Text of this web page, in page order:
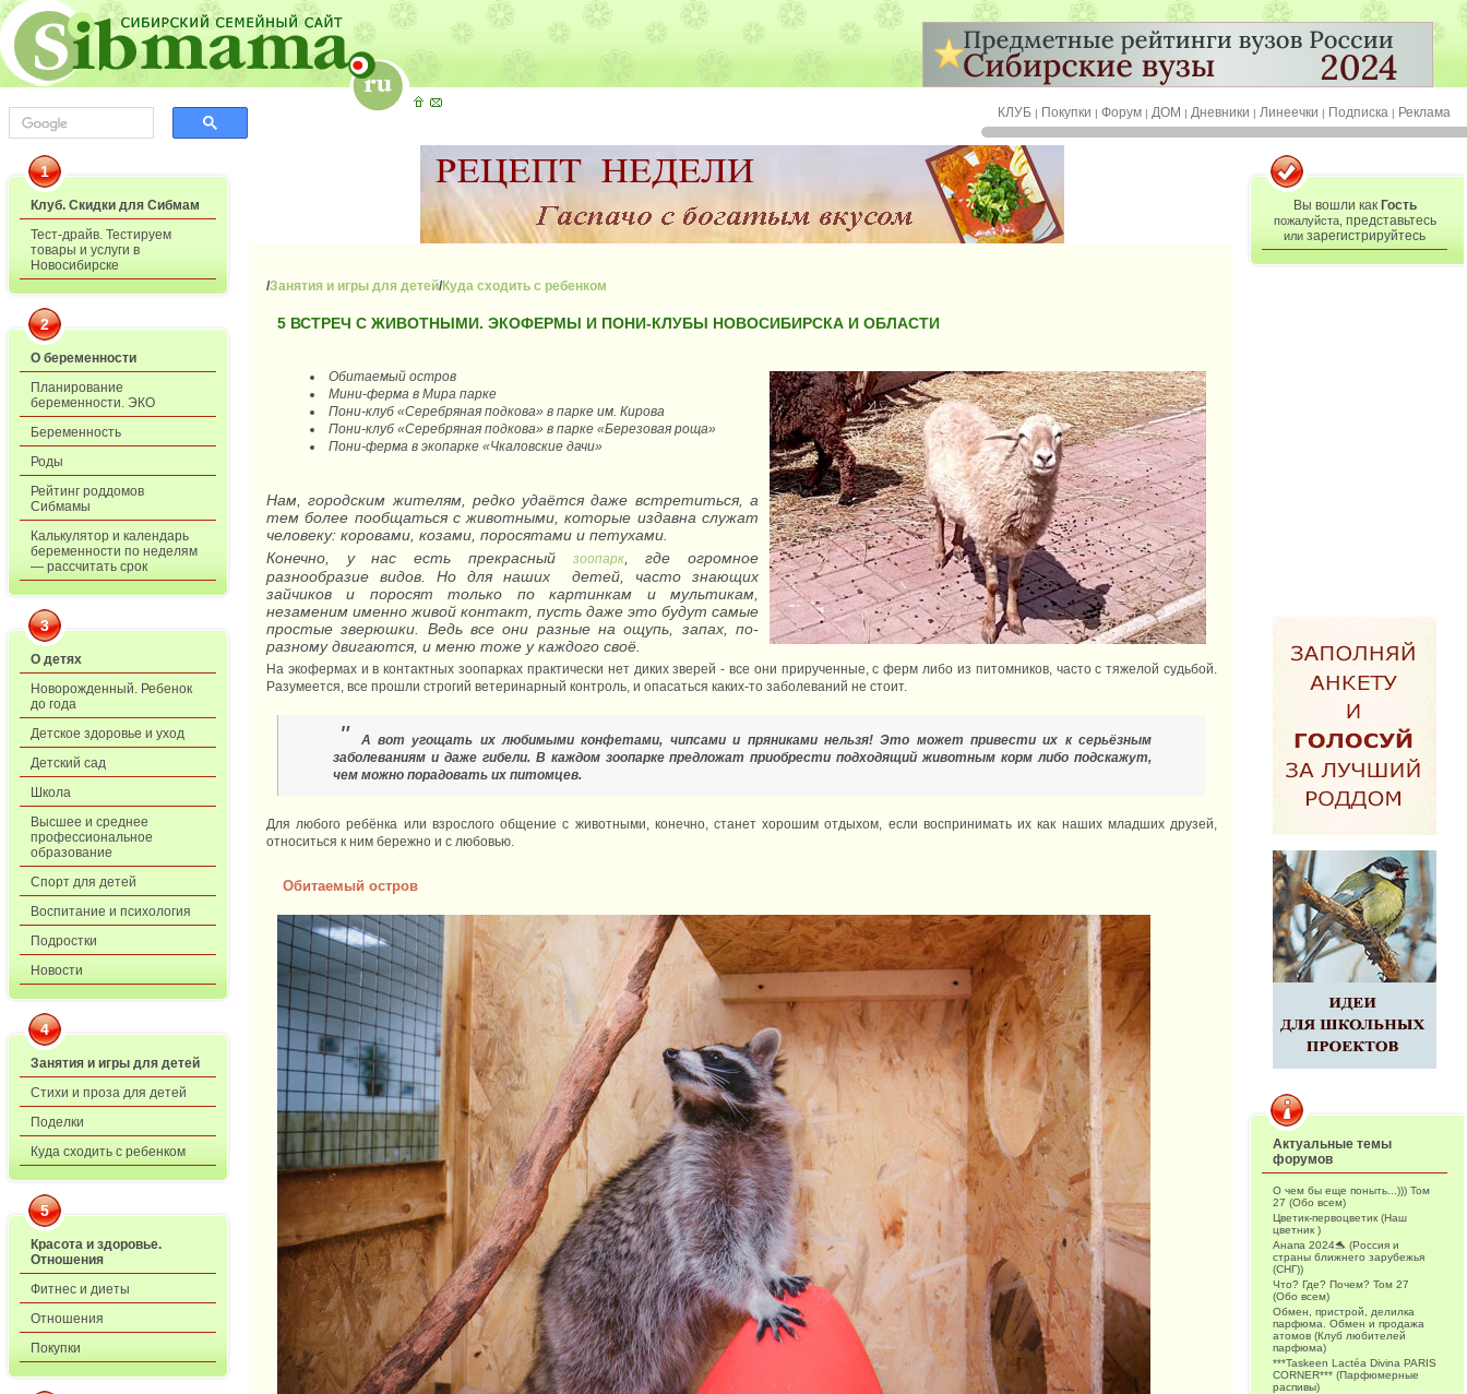
КЛУБ | Покупки | Форум | ДОМ | Дневники | Линеечки | Подписка | Реклама
1
Клуб. Скидки для Сибмам
Тест-драйв. Тестируем
товары и услуги в
Новосибирске
2
О беременности
Планирование
беременности. ЭКО
Беременность
Роды
Рейтинг роддомов
Сибмамы
Калькулятор и календарь
беременности по неделям
— рассчитать срок
3
О детях
Новорожденный. Ребенок
до года
Детское здоровье и уход
Детский сад
Школа
Высшее и среднее
профессиональное
образование
Спорт для детей
Воспитание и психология
Подростки
Новости
4
Занятия и игры для детей
Стихи и проза для детей
Поделки
Куда сходить с ребенком
5
Красота и здоровье.
Отношения
Фитнес и диеты
Отношения
Покупки
/Занятия и игры для детей/Куда сходить с ребенком
5 ВСТРЕЧ С ЖИВОТНЫМИ. ЭКОФЕРМЫ И ПОНИ-КЛУБЫ НОВОСИБИРСКА И ОБЛАСТИ
Обитаемый остров
Мини-ферма в Мира парке
Пони-клуб «Серебряная подкова» в парке им. Кирова
Пони-клуб «Серебряная подкова» в парке «Березовая роща»
Пони-ферма в экопарке «Чкаловские дачи»
Нам, городским жителям, редко удаётся даже встретиться, а
тем более пообщаться с животными, которые издавна служат
человеку: коровами, козами, поросятами и петухами.
Конечно, у нас есть прекрасный
зоопарк, где огромное
разнообразие видов. Но для наших детей, часто знающих
зайчиков и поросят только по картинкам и мультикам,
незаменим именно живой контакт, пусть даже это будут самые
простые зверюшки. Ведь все они разные на ощупь, запах, по-
разному двигаются, и меню тоже у каждого своё.
На экофермах и в контактных зоопарках практически нет диких зверей - все они прирученные, с ферм либо из питомников, часто с тяжелой судьбой.
Разумеется, все прошли строгий ветеринарный контроль, и опасаться каких-то заболеваний не стоит.
"
А вот угощать их любимыми конфетами, чипсами и пряниками нельзя! Это может привести их к серьёзным
заболеваниям и даже гибели. В каждом зоопарке предложат приобрести подходящий животным корм либо подскажут,
чем можно порадовать их питомцев.
Для любого ребёнка или взрослого общение с животными, конечно, станет хорошим отдыхом, если воспринимать их как наших младших друзей,
относиться к ним бережно и с любовью.
Обитаемый остров
Вы вошли как Гость
пожалуйста, представьтесь
или зарегистрируйтесь
Актуальные темы
форумов
О чем бы еще поныть...))) Том
27 (Обо всем)
Цветик-первоцветик (Наш
цветник )
Анапа 2024🐬 (Россия и
страны ближнего зарубежья
(СНГ))
Что? Где? Почем? Том 27
(Обо всем)
Обмен, пристрой, делилка
парфюма. Обмен и продажа
атомов (Клуб любителей
парфюма)
***Taskeen Lactéa Divina PARIS
CORNER*** (Парфюмерные
распивы)